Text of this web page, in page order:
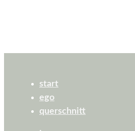
start
ego
querschnitt